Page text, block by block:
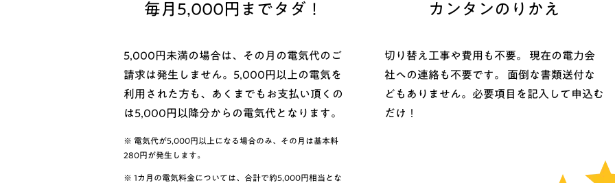
毎月5,000円までタダ！
5,000円未満の場合は、その月の電気代のご
請求は発生しません。5,000円以上の電気を
利用された方も、あくまでもお支払い頂くの
は5,000円以降分からの電気代となります。
※ 電気代が5,000円以上になる場合のみ、その月は基本料
280円が発生します。
※ 1カ月の電気料金については、合計で約5,000円相当とな
カンタンのりかえ
切り替え工事や費用も不要。 現在の電力会
社への連絡も不要です。 面倒な書類送付な
どもありません。必要項目を記入して申込む
だけ！